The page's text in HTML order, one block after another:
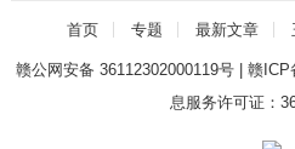
首页 专题 最新文章
赣公网安备 36112302000119号| 赣ICP
息服务许可证：